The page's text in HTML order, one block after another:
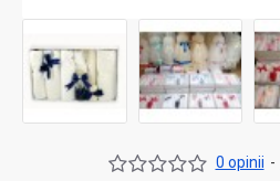
0 opinii -